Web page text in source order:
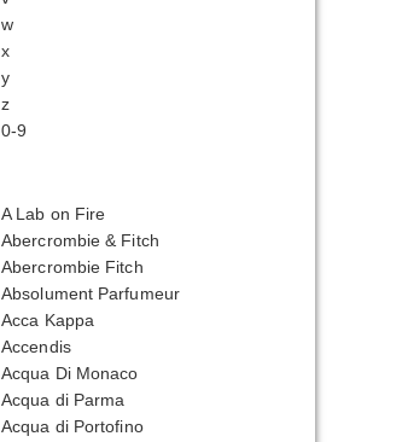
w
x
y
z
0-9
A Lab on Fire
Abercrombie & Fitch
Abercrombie Fitch
Absolument Parfumeur
Acca Kappa
Accendis
Acqua Di Monaco
Acqua di Parma
Acqua di Portofino